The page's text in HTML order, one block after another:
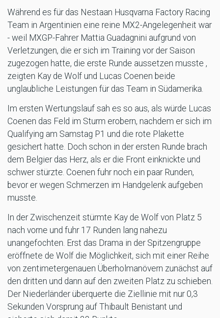
Während es für das Nestaan Husqvarna Factory Racing
Team in Argentinien eine reine MX2-Angelegenheit war
- weil MXGP-Fahrer Mattia Guadagnini aufgrund von
Verletzungen, die er sich im Training vor der Saison
zugezogen hatte, die erste Runde aussetzen musste ,
zeigten Kay de Wolf und Lucas Coenen beide
unglaubliche Leistungen für das Team in Südamerika.
Im ersten Wertungslauf sah es so aus, als würde Lucas
Coenen das Feld im Sturm erobern, nachdem er sich im
Qualifying am Samstag P1 und die rote Plakette
gesichert hatte. Doch schon in der ersten Runde brach
dem Belgier das Herz, als er die Front einknickte und
schwer stürzte. Coenen fuhr noch ein paar Runden,
bevor er wegen Schmerzen im Handgelenk aufgeben
musste.
In der Zwischenzeit stürmte Kay de Wolf von Platz 5
nach vorne und fuhr 17 Runden lang nahezu
unangefochten. Erst das Drama in der Spitzengruppe
eröffnete de Wolf die Möglichkeit, sich mit einer Reihe
von zentimetergenauen Überholmanövern zunächst auf
den dritten und dann auf den zweiten Platz zu schieben.
Der Niederländer überquerte die Ziellinie mit nur 0,3
Sekunden Vorsprung auf Thibault Benistant und